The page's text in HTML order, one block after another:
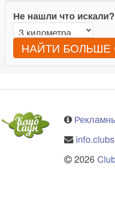
Не нашли что искали?
НАЙТИ
2026